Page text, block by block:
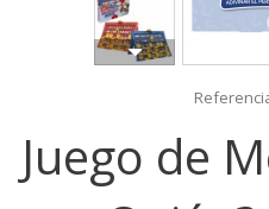
Juego de